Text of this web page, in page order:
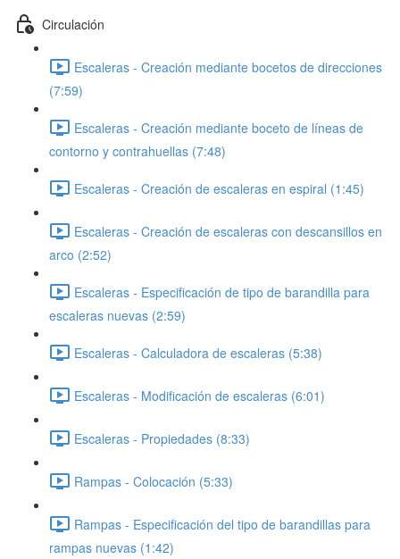
Circulación
Escaleras - Creación mediante bocetos de direcciones
(7:59)
Escaleras - Creación mediante boceto de líneas de
contorno y contrahuellas (7:48)
Escaleras - Creación de escaleras en espiral (1:45)
Escaleras - Creación de escaleras con descansillos en
arco (2:52)
Escaleras - Especificación de tipo de barandilla para
escaleras nuevas (2:59)
Escaleras - Calculadora de escaleras (5:38)
Escaleras - Modificación de escaleras (6:01)
Escaleras - Propiedades (8:33)
Rampas - Colocación (5:33)
Rampas - Especificación del tipo de barandillas para
rampas nuevas (1:42)